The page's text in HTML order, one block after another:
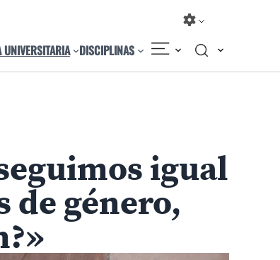
UNIVERSITARIA DISCIPLINAS
igual
de género,